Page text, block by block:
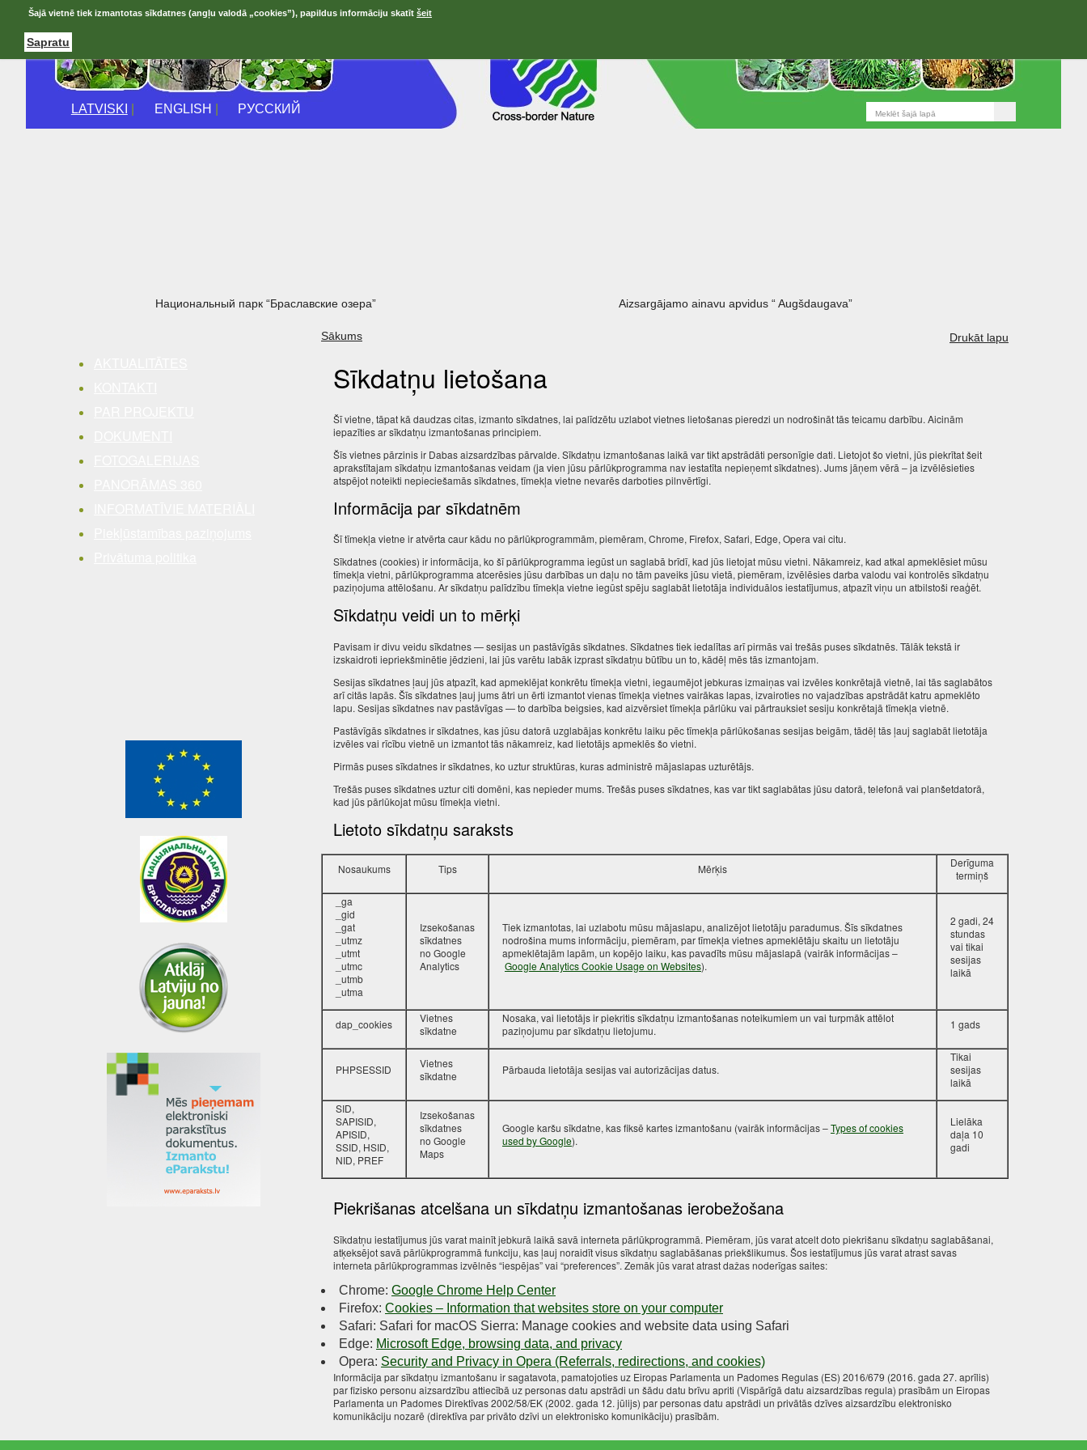
LATVISKI ENGLISH РУССКИЙ
Национальный парк “Браславские озера” Aizsargājamo ainavu apvidus “ Augšdaugava”
Sākums Drukāt lapu
Sīkdatņu lietošana
Šī vietne, tāpat kā daudzas citas, izmanto sīkdatnes, lai palīdzētu uzlabot vietnes lietošanas pieredzi un nodrošināt tās teicamu darbību. Aicinām
iepazīties ar sīkdatņu izmantošanas principiem.
Šīs vietnes pārzinis ir Dabas aizsardzības pārvalde. Sīkdatņu izmantošanas laikā var tikt apstrādāti personīgie dati. Lietojot šo vietni, jūs piekrītat šeit
aprakstītajam sīkdatņu izmantošanas veidam (ja vien jūsu pārlūkprogramma nav iestatīta nepieņemt sīkdatnes). Jums jāņem vērā – ja izvēlēsieties
atspējot noteikti nepieciešamās sīkdatnes, tīmekļa vietne nevarēs darboties pilnvērtīgi.
Informācija par sīkdatnēm
Šī tīmekļa vietne ir atvērta caur kādu no pārlūkprogrammām, piemēram, Chrome, Firefox, Safari, Edge, Opera vai citu.
Sīkdatnes (cookies) ir informācija, ko šī pārlūkprogramma iegūst un saglabā brīdī, kad jūs lietojat mūsu vietni. Nākamreiz, kad atkal apmeklēsiet mūsu
tīmekļa vietni, pārlūkprogramma atcerēsies jūsu darbības un daļu no tām paveiks jūsu vietā, piemēram, izvēlēsies darba valodu vai kontrolēs sīkdatņu
paziņojuma attēlošanu. Ar sīkdatņu palīdzību tīmekļa vietne iegūst spēju saglabāt lietotāja individuālos iestatījumus, atpazīt viņu un atbilstoši reaģēt.
Sīkdatņu veidi un to mērķi
Pavisam ir divu veidu sīkdatnes — sesijas un pastāvīgās sīkdatnes. Sīkdatnes tiek iedalītas arī pirmās vai trešās puses sīkdatnēs. Tālāk tekstā ir
izskaidroti iepriekšminētie jēdzieni, lai jūs varētu labāk izprast sīkdatņu būtību un to, kādēļ mēs tās izmantojam.
Sesijas sīkdatnes ļauj jūs atpazīt, kad apmeklējat konkrētu tīmekļa vietni, iegaumējot jebkuras izmaiņas vai izvēles konkrētajā vietnē, lai tās saglabātos
arī citās lapās. Šīs sīkdatnes ļauj jums ātri un ērti izmantot vienas tīmekļa vietnes vairākas lapas, izvairoties no vajadzības apstrādāt katru apmeklēto
lapu. Sesijas sīkdatnes nav pastāvīgas — to darbība beigsies, kad aizvērsiet tīmekļa pārlūku vai pārtrauksiet sesiju konkrētajā tīmekļa vietnē.
Pastāvīgās sīkdatnes ir sīkdatnes, kas jūsu datorā uzglabājas konkrētu laiku pēc tīmekļa pārlūkošanas sesijas beigām, tādēļ tās ļauj saglabāt lietotāja
izvēles vai rīcību vietnē un izmantot tās nākamreiz, kad lietotājs apmeklēs šo vietni.
Pirmās puses sīkdatnes ir sīkdatnes, ko uztur struktūras, kuras administrē mājaslapas uzturētājs.
Trešās puses sīkdatnes uztur citi domēni, kas nepieder mums. Trešās puses sīkdatnes, kas var tikt saglabātas jūsu datorā, telefonā vai planšetdatorā,
kad jūs pārlūkojat mūsu tīmekļa vietni.
Lietoto sīkdatņu saraksts
Nosaukums Tips Mērķis
Derīguma
termiņš
_ga
_gid
_gat
_utmz
_utmt
_utmc
_utmb
_utma
Izsekošanas
sīkdatnes
no Google
Analytics
Tiek izmantotas, lai uzlabotu mūsu mājaslapu, analizējot lietotāju paradumus. Šīs sīkdatnes
nodrošina mums informāciju, piemēram, par tīmekļa vietnes apmeklētāju skaitu un lietotāju
apmeklētajām lapām, un kopējo laiku, kas pavadīts mūsu mājaslapā (vairāk informācijas –
Google Analytics Cookie Usage on Websites).
2 gadi, 24
stundas
vai tikai
sesijas
laikā
dap_cookies
Vietnes
sīkdatne
Nosaka, vai lietotājs ir piekritis sīkdatņu izmantošanas noteikumiem un vai turpmāk attēlot
paziņojumu par sīkdatņu lietojumu.
1 gads
PHPSESSID
Vietnes
sīkdatne
Pārbauda lietotāja sesijas vai autorizācijas datus.
Tikai
sesijas
laikā
SID,
SAPISID,
APISID,
SSID, HSID,
NID, PREF
Izsekošanas
sīkdatnes
no Google
Maps
Google karšu sīkdatne, kas fiksē kartes izmantošanu (vairāk informācijas –Types of cookies
used by Google).
Lielāka
daļa 10
gadi
Piekrišanas atcelšana un sīkdatņu izmantošanas ierobežošana
Sīkdatņu iestatījumus jūs varat mainīt jebkurā laikā savā interneta pārlūkprogrammā. Piemēram, jūs varat atcelt doto piekrišanu sīkdatņu saglabāšanai,
atķeksējot savā pārlūkprogrammā funkciju, kas ļauj noraidīt visus sīkdatņu saglabāšanas priekšlikumus. Šos iestatījumus jūs varat atrast savas
interneta pārlūkprogrammas izvēlnēs “iespējas” vai “preferences”. Zemāk jūs varat atrast dažas noderīgas saites:
Chrome: Google Chrome Help Center
Firefox: Cookies – Information that websites store on your computer
Safari: Safari for macOS Sierra: Manage cookies and website data using Safari
Edge: Microsoft Edge, browsing data, and privacy
Opera: Security and Privacy in Opera (Referrals, redirections, and cookies)
Informācija par sīkdatņu izmantošanu ir sagatavota, pamatojoties uz Eiropas Parlamenta un Padomes Regulas (ES) 2016/679 (2016. gada 27. aprīlis)
par fizisko personu aizsardzību attiecībā uz personas datu apstrādi un šādu datu brīvu apriti (Vispārīgā datu aizsardzības regula) prasībām un Eiropas
Parlamenta un Padomes Direktīvas 2002/58/EK (2002. gada 12. jūlijs) par personas datu apstrādi un privātās dzīves aizsardzību elektronisko
komunikāciju nozarē (direktīva par privāto dzīvi un elektronisko komunikāciju) prasībām.
Šajā vietnē tiek izmantotas sīkdatnes (angļu valodā „cookies”), papildus informāciju skatīt šeit
Sapratu